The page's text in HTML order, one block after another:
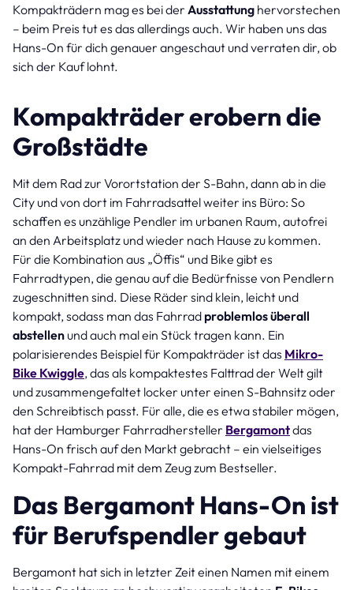
Kompakträdern mag es bei der Ausstattung hervorstechen
– beim Preis tut es das allerdings auch. Wir haben uns das
Hans-On für dich genauer angeschaut und verraten dir, ob
sich der Kauf lohnt.
Kompakträder erobern die
Großstädte
Mit dem Rad zur Vorortstation der S-Bahn, dann ab in die
City und von dort im Fahrradsattel weiter ins Büro: So
schaffen es unzählige Pendler im urbanen Raum, autofrei
an den Arbeitsplatz und wieder nach Hause zu kommen.
Für die Kombination aus „Öffis“ und Bike gibt es
Fahrradtypen, die genau auf die Bedürfnisse von Pendlern
zugeschnitten sind. Diese Räder sind klein, leicht und
kompakt, sodass man das Fahrrad problemlos überall
abstellen und auch mal ein Stück tragen kann. Ein
polarisierendes Beispiel für Kompakträder ist das Mikro-
Bike Kwiggle, das als kompaktestes Falttrad der Welt gilt
und zusammengefaltet locker unter einen S-Bahnsitz oder
den Schreibtisch passt. Für alle, die es etwa stabiler mögen,
hat der Hamburger Fahrradhersteller Bergamontdas
Hans-On frisch auf den Markt gebracht – ein vielseitiges
Kompakt-Fahrrad mit dem Zeug zum Bestseller.
Das Bergamont Hans-On ist
für Berufspendler gebaut
Bergamont hat sich in letzter Zeit einen Namen mit einem